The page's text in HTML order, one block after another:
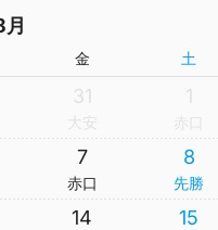
金 土
31
大安
1
赤口
7
赤口
8
先勝
14 15